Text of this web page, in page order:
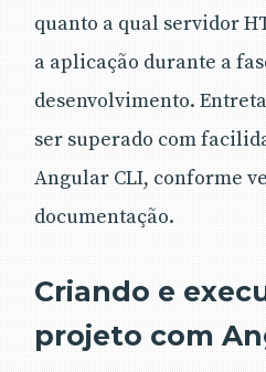
quanto a qual servidor
a aplicação durante a
desenvolvimento.
ser superado com
Angular CLI, conforme
documentação.
Criando e
projeto com